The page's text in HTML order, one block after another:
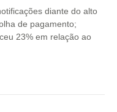
diante do alto
de pagamento;
23% em relação ao